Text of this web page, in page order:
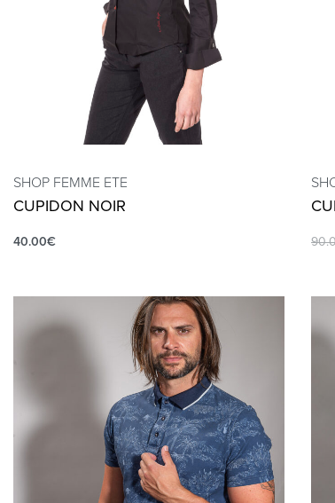
SHOP FEMME ETE
CUPIDON NOIR
40.00€